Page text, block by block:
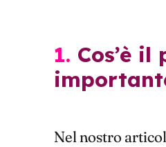
1. Cos’è il problem solving e perché è
Nel nostro